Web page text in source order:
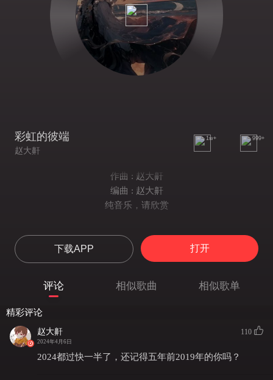
彩虹的彼端
赵大鼾
1w+ 999+
作曲 : 赵大鼾
编曲 : 赵大鼾
纯音乐，请欣赏
下载APP 打开
评论 相似歌曲 相似歌单
精彩评论
赵大鼾
2024年4月6日
110
2024都过快一半了，还记得五年前2019年的你吗？